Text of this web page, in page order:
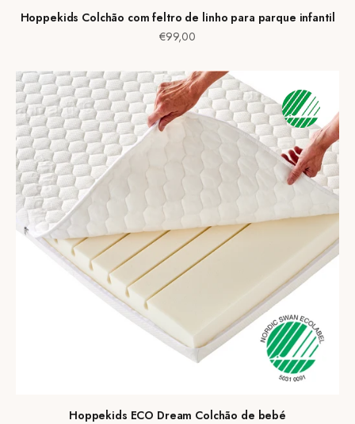
Hoppekids Colchão com feltro de linho para parque infantil
Preço de venda
€99,00
Hoppekids ECO Dream Colchão de bebé